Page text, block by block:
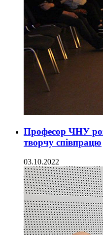
Професор ЧНУ
творчу співпрацю
03.10.2022